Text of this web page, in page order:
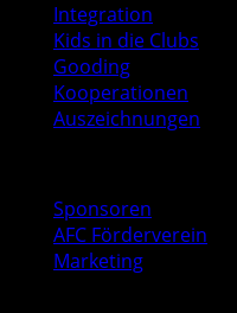
Integration
Kids in die Clubs
Gooding
Kooperationen
Auszeichnungen
Sponsoren
AFC Förderverein
Marketing